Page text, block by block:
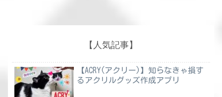
【人気記事】
【ACRY(アクリー)】知らなきゃ損す
るアクリルグッズ作成アプリ